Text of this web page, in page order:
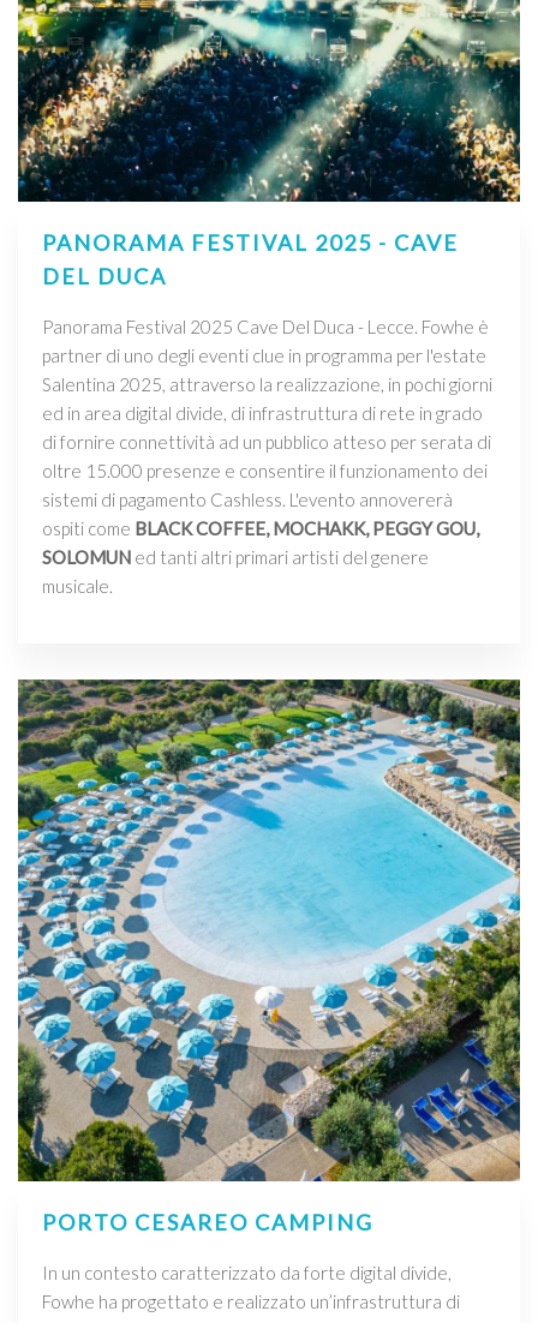
PANORAMA FESTIVAL 2025 - CAVE
DEL DUCA
Panorama Festival 2025 Cave Del Duca - Lecce. Fowhe è
partner di uno degli eventi clue in programma per l'estate
Salentina 2025, attraverso la realizzazione, in pochi giorni
ed in area digital divide, di infrastruttura di rete in grado
di fornire connettività ad un pubblico atteso per serata di
oltre 15.000 presenze e consentire il funzionamento dei
sistemi di pagamento Cashless. L'evento annovererà
ospiti come BLACK COFFEE, MOCHAKK, PEGGY GOU,
SOLOMUN ed tanti altri primari artisti del genere
musicale.
PORTO CESAREO CAMPING
In un contesto caratterizzato da forte digital divide,
Fowhe ha progettato e realizzato un’infrastruttura di